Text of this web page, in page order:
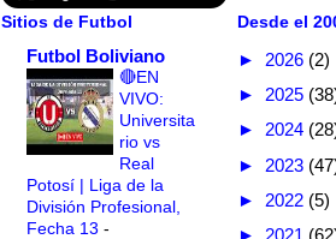
Sitios de Futbol
Futbol Boliviano
🔴EN
VIVO:
Universita
rio vs
Real
Potosí | Liga de la
División Profesional,
Fecha 13 -
Desde el
► 2026 (2)
► 2025
► 2024
► 2023
► 2022 (5)